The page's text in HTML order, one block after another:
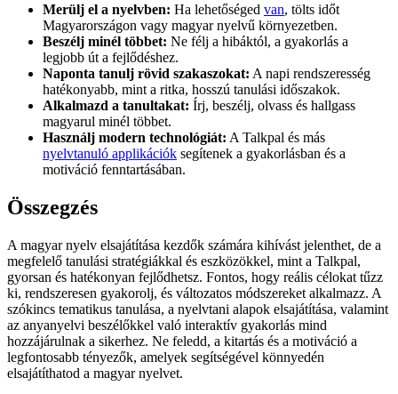
Merülj el a nyelvben: Ha lehetőséged van, tölts időt
Magyarországon vagy magyar nyelvű környezetben.
Beszélj minél többet: Ne félj a hibáktól, a gyakorlás a
legjobb út a fejlődéshez.
Naponta tanulj rövid szakaszokat: A napi rendszeresség
hatékonyabb, mint a ritka, hosszú tanulási időszakok.
Alkalmazd a tanultakat: Írj, beszélj, olvass és hallgass
magyarul minél többet.
Használj modern technológiát: A Talkpal és más
nyelvtanuló applikációk segítenek a gyakorlásban és a
motiváció fenntartásában.
Összegzés
A magyar nyelv elsajátítása kezdők számára kihívást jelenthet, de a
megfelelő tanulási stratégiákkal és eszközökkel, mint a Talkpal,
gyorsan és hatékonyan fejlődhetsz. Fontos, hogy reális célokat tűzz
ki, rendszeresen gyakorolj, és változatos módszereket alkalmazz. A
szókincs tematikus tanulása, a nyelvtani alapok elsajátítása, valamint
az anyanyelvi beszélőkkel való interaktív gyakorlás mind
hozzájárulnak a sikerhez. Ne feledd, a kitartás és a motiváció a
legfontosabb tényezők, amelyek segítségével könnyedén
elsajátíthatod a magyar nyelvet.